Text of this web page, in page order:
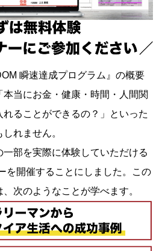
瞬速達成プログラム』の概要
当にお金・健康・時間・人間関
ることができるの？」といった
れません。
部を実際に体験していただける
を開催することにしました。この
次のようなことが学べます。